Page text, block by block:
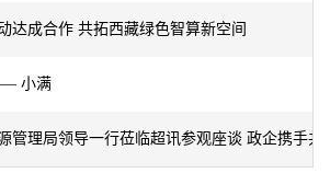
达成合作 共拓西藏绿色智算新空间
小满
管理局领导一行莅临超讯参观座谈 政企携手共